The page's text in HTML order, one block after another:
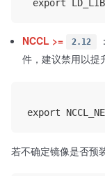
NCCL >= 2.12
件，建议禁用以提
若不确定镜像是否预